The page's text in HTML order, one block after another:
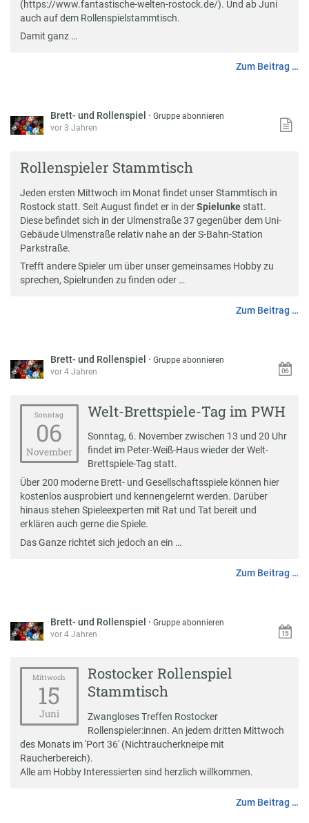
(https://www.fantastische-welten-rostock.de/). Und ab Juni
auch auf dem Rollenspielstammtisch.
Damit ganz …
Zum Beitrag …
Brett- und Rollenspiel ·Gruppe abonnieren
vor 3 Jahren
Rollenspieler Stammtisch
Jeden ersten Mittwoch im Monat findet unser Stammtisch in
Rostock statt. Seit August findet er in derSpielunkestatt.
Diese befindet sich in der Ulmenstraße 37 gegenüber dem Uni-
Gebäude Ulmenstraße relativ nahe an der S-Bahn-Station
Parkstraße.
Trefft andere Spieler um über unser gemeinsames Hobby zu
sprechen, Spielrunden zu finden oder …
Zum Beitrag …
Brett- und Rollenspiel ·Gruppe abonnieren
vor 4 Jahren
Sonntag
06
November
Welt-Brettspiele-Tag im PWH
Sonntag, 6. November zwischen 13 und 20 Uhr
findet im Peter-Weiß-Haus wieder der Welt-
Brettspiele-Tag statt.
Über 200 moderne Brett- und Gesellschaftsspiele können hier
kostenlos ausprobiert und kennengelernt werden. Darüber
hinaus stehen Spieleexperten mit Rat und Tat bereit und
erklären auch gerne die Spiele.
Das Ganze richtet sich jedoch an ein …
Zum Beitrag …
Brett- und Rollenspiel ·Gruppe abonnieren
vor 4 Jahren
Mittwoch
15
Juni
Rostocker Rollenspiel
Stammtisch
Zwangloses Treffen Rostocker
Rollenspieler:innen. An jedem dritten Mittwoch
des Monats im 'Port 36' (Nichtraucherkneipe mit
Raucherbereich).
Alle am Hobby Interessierten sind herzlich willkommen.
Zum Beitrag …